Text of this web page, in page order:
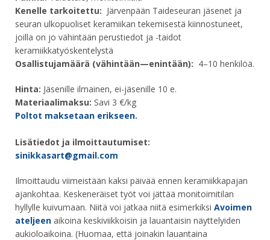
Kenelle tarkoitettu: Järvenpään Taideseuran jäsenet ja
seuran ulkopuoliset keramiikan tekemisestä kiinnostuneet,
joilla on jo vähintään perustiedot ja -taidot
keramiikkatyöskentelystä
Osallistujamäärä (vähintään—enintään): 4–10 henkilöä.
Hinta: Jäsenille ilmainen, ei-jäsenille 10 e.
Materiaalimaksu: Savi 3 €/kg
Poltot maksetaan erikseen.
Lisätiedot ja ilmoittautumiset:
sinikkasart@gmail.com
Ilmoittaudu viimeistään kaksi päivää ennen keramiikkapajan
ajankohtaa. Keskeneräiset työt voi jättää monitoimitilan
hyllylle kuivumaan. Niitä voi jatkaa niitä esimerkiksi Avoimen
ateljeen aikoina keskiviikkoisin ja lauantaisin näyttelyiden
aukioloaikoina. (Huomaa, että joinakin lauantaina